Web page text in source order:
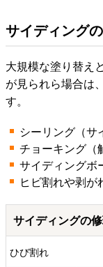
サイディング
大規模な塗り替え
が見られら場合は
す。
シーリング（サ
チョーキング（
サイディングボ
ヒビ割れや剥が
サイディングの
ひび割れ